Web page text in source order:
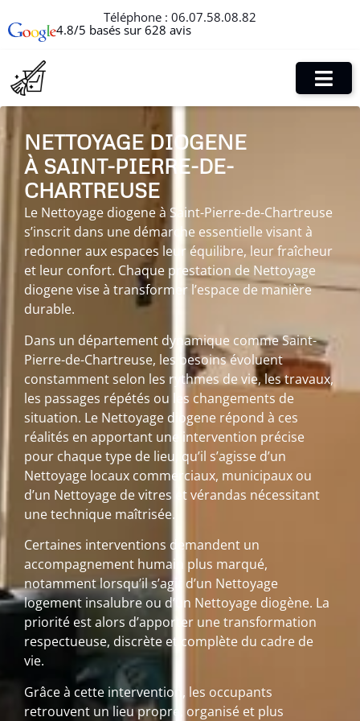
Téléphone : 06.07.58.08.82
4.8/5 basés sur 628 avis
NETTOYAGE DIOGENE
À SAINT-PIERRE-DE-
CHARTREUSE
Le Nettoyage diogene à Saint-Pierre-de-Chartreuse
s’inscrit dans une démarche essentielle visant à
redonner aux espaces leur équilibre, leur fraîcheur
et leur confort. Chaque prestation de Nettoyage
diogene vise à transformer l’espace de manière
durable.
Dans un département dynamique comme Saint-
Pierre-de-Chartreuse, les besoins évoluent
constamment selon les rythmes de vie, les travaux,
les passages répétés ou les changements de
situation. Le Nettoyage diogene répond à ces
réalités en apportant une intervention précise
pour chaque type de lieu, qu’il s’agisse d’un
Nettoyage locaux commerciaux, municipaux ou
d’un Nettoyage de vitres et vérandas nécessitant
une technique maîtrisée.
Certaines interventions demandent un
accompagnement humain plus marqué,
notamment lorsqu’il s’agit d’un Nettoyage
logement insalubre ou d’un Nettoyage diogène. La
priorité est alors d’apporter une transformation
respectueuse, discrète et complète du cadre de
vie.
Grâce à cette intervention, les occupants
retrouvent un lieu propre, organisé et plus